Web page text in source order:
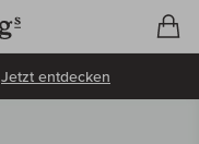
Jetzt entdecken